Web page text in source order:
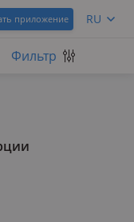
приложение RU
Фильтр